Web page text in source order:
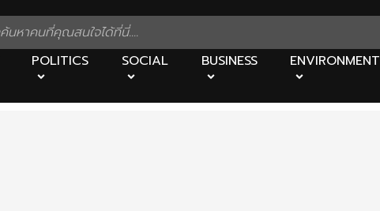
POLITICS SOCIAL BUSINESS ENVIRONMENT